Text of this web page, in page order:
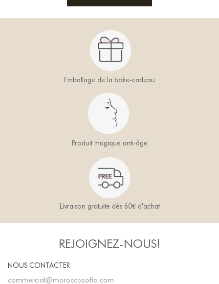
Emballage de la boîte-cadeau
Produit magique anti-âge
Livraison gratuite dès 60€ d'achat
REJOIGNEZ-NOUS!
NOUS CONTACTER
commercial@moroccosofia.com